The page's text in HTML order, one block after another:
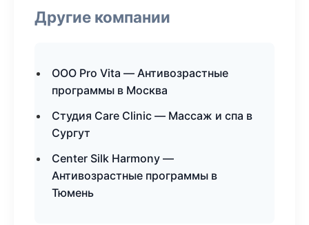
Другие компании
ООО Pro Vita — Антивозрастные
программы в Москва
Студия Care Clinic — Массаж и спа в
Сургут
Center Silk Harmony —
Антивозрастные программы в
Тюмень